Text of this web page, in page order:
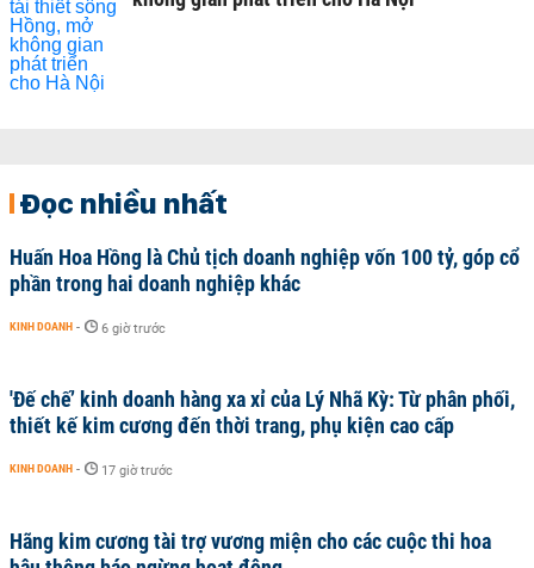
Đọc nhiều nhất
Huấn Hoa Hồng là Chủ tịch doanh nghiệp vốn 100 tỷ, góp cổ
phần trong hai doanh nghiệp khác
KINH DOANH - 6 giờ trước
'Đế chế’ kinh doanh hàng xa xỉ của Lý Nhã Kỳ: Từ phân phối,
thiết kế kim cương đến thời trang, phụ kiện cao cấp
KINH DOANH - 17 giờ trước
Hãng kim cương tài trợ vương miện cho các cuộc thi hoa